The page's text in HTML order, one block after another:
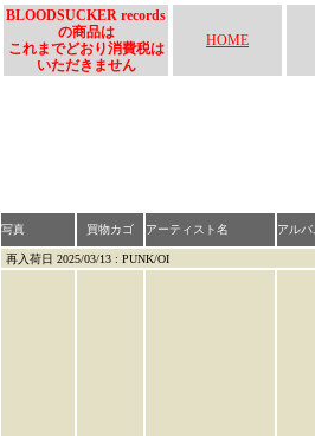
BLOODSUCKER records
の商品は
これまでどおり消費税は
いただきません
HOME
写真 買物カゴ アーティスト名 アル
再入荷日 2025/03/13 : PUNK/OI